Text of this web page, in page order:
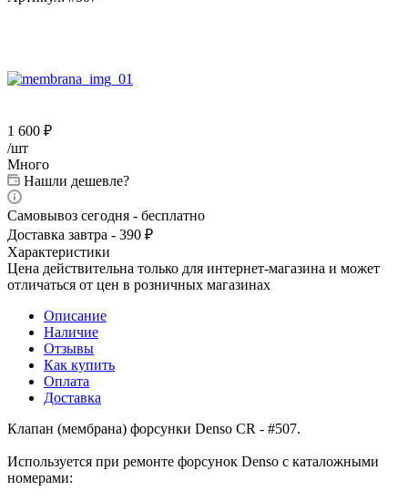
1 600 ₽
/шт
Много
Нашли дешевле?
Самовывоз сегодня - бесплатно
Доставка завтра - 390 ₽
Характеристики
Цена действительна только для интернет-магазина и может
отличаться от цен в розничных магазинах
Описание
Наличие
Отзывы
Как купить
Оплата
Доставка
Клапан (мембрана) форсунки Denso CR - #507.
Используется при ремонте форсунок Denso с каталожными
номерами: